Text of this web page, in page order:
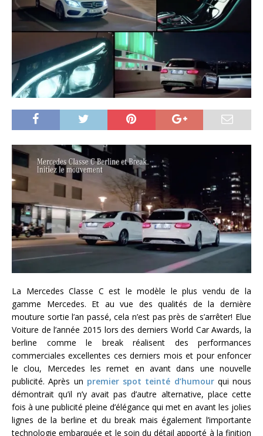
La Mercedes Classe C est le modèle le plus vendu de la
gamme Mercedes. Et au vue des qualités de la dernière
mouture sortie l’an passé, cela n’est pas près de s’arrêter! Elue
Voiture de l’année 2015 lors des derniers World Car Awards, la
berline comme le break réalisent des performances
commerciales excellentes ces derniers mois et pour enfoncer
le clou, Mercedes les remet en avant dans une nouvelle
publicité. Après un premier spot teinté d’humourqui nous
démontrait qu’il n’y avait pas d’autre alternative, place cette
fois à une publicité pleine d’élégance qui met en avant les jolies
lignes de la berline et du break mais également l’importante
technologie embarquée et le soin du détail apporté à la finition